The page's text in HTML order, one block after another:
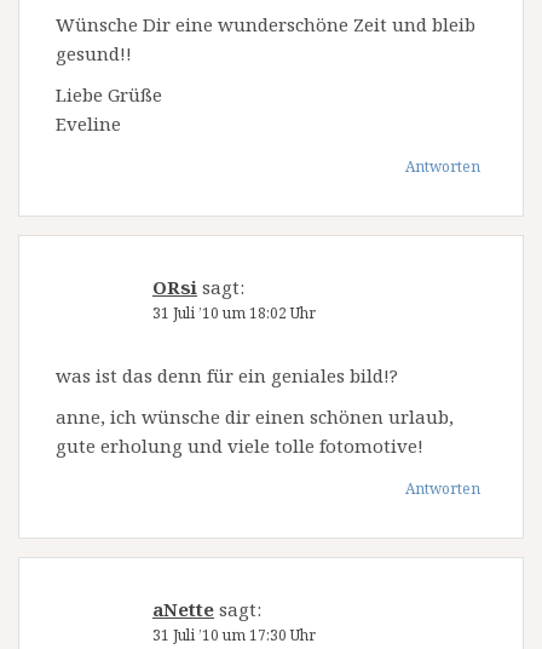
Wünsche Dir eine wunderschöne Zeit und bleib
gesund!!
Liebe Grüße
Eveline
Antworten
ORsi sagt:
31 Juli ’10 um 18:02 Uhr
was ist das denn für ein geniales bild!?
anne, ich wünsche dir einen schönen urlaub,
gute erholung und viele tolle fotomotive!
Antworten
aNette sagt:
31 Juli ’10 um 17:30 Uhr